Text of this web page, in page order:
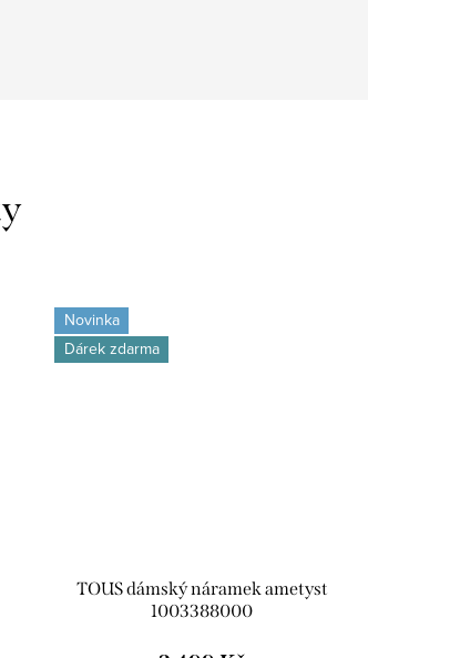
Novinka
Dárek zdarma
TOUS dámský náramek ametyst
1003388000